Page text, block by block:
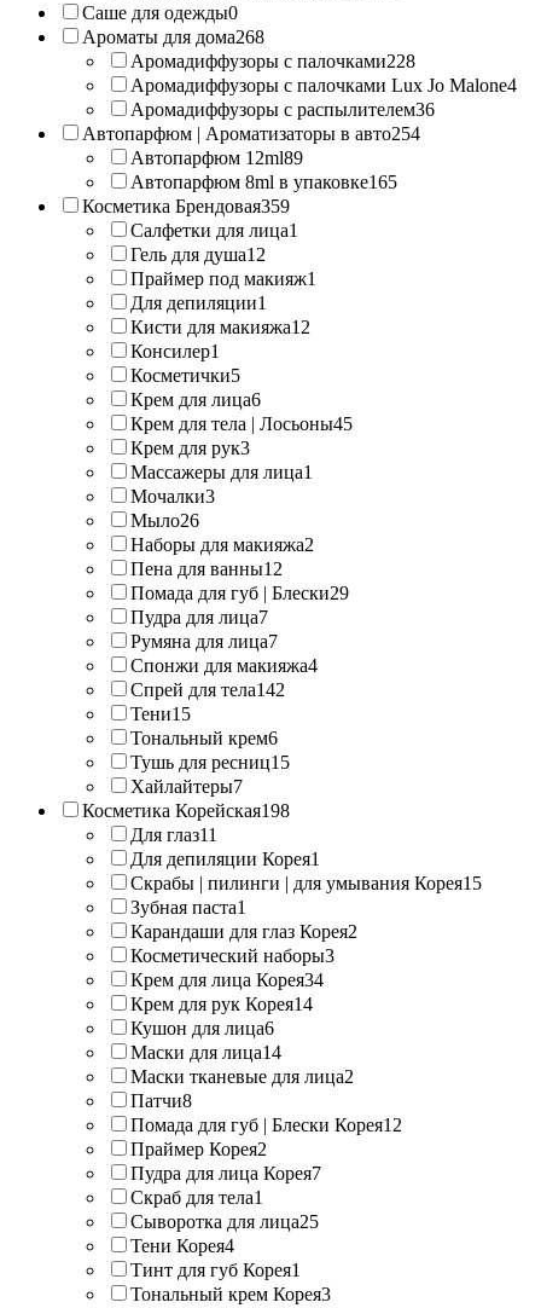
Саше для одежды0
Ароматы для дома268
Аромадиффузоры с палочками228
Аромадиффузоры с палочками Lux Jo Malone4
Аромадиффузоры с распылителем36
Автопарфюм | Ароматизаторы в авто254
Автопарфюм 12ml89
Автопарфюм 8ml в упаковке165
Косметика Брендовая359
Салфетки для лица1
Гель для душа12
Праймер под макияж1
Для депиляции1
Кисти для макияжа12
Консилер1
Косметички5
Крем для лица6
Крем для тела | Лосьоны45
Крем для рук3
Массажеры для лица1
Мочалки3
Мыло26
Наборы для макияжа2
Пена для ванны12
Помада для губ | Блески29
Пудра для лица7
Румяна для лица7
Спонжи для макияжа4
Спрей для тела142
Тени15
Тональный крем6
Тушь для ресниц15
Хайлайтеры7
Косметика Корейская198
Для глаз11
Для депиляции Корея1
Скрабы | пилинги | для умывания Корея15
Зубная паста1
Карандаши для глаз Корея2
Косметический наборы3
Крем для лица Корея34
Крем для рук Корея14
Кушон для лица6
Маски для лица14
Маски тканевые для лица2
Патчи8
Помада для губ | Блески Корея12
Праймер Корея2
Пудра для лица Корея7
Скраб для тела1
Сыворотка для лица25
Тени Корея4
Тинт для губ Корея1
Тональный крем Корея3